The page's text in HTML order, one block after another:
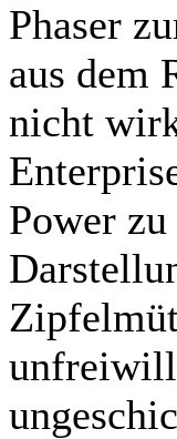
Phaser
aus dem
nicht
Power